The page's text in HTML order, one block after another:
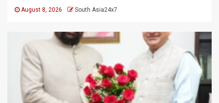
August 8, 2026 South Asia24x7